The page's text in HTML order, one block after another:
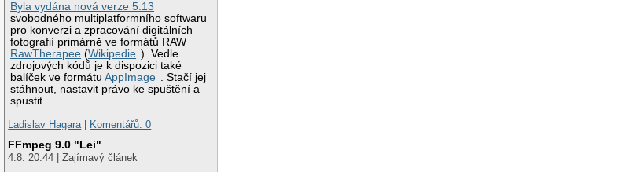
Byla vydána nová verze 5.13
svobodného multiplatformního softwaru
pro konverzi a zpracování digitálních
fotografií primárně ve formátů RAW
RawTherapee (Wikipedie ). Vedle
zdrojových kódů je k dispozici také
balíček ve formátuAppImage . Stačí jej
stáhnout, nastavit právo ke spuštění a
spustit.
Ladislav Hagara
Komentářů: 0
FFmpeg 9.0 "Lei"
4.8. 20:44 | Zajímavý článek